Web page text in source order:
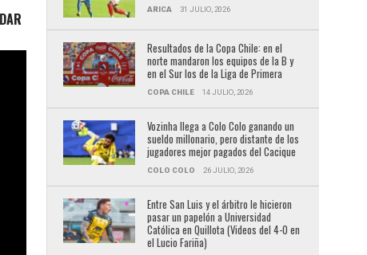
ARICA 31 JULIO, 2026
Resultados de la Copa Chile: en el
norte mandaron los equipos de la B y
en el Sur los de la Liga de Primera
COPA CHILE 14 JULIO, 2026
Vozinha llega a Colo Colo ganando un
sueldo millonario, pero distante de los
jugadores mejor pagados del Cacique
COLO COLO 26 JULIO, 2026
Entre San Luis y el árbitro le hicieron
pasar un papelón a Universidad
Católica en Quillota (Videos del 4-0 en
el Lucio Fariña)